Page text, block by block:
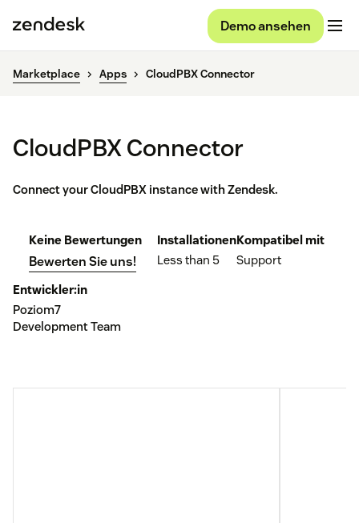
Demo ansehen
Marketplace Apps CloudPBX Connector
CloudPBX Connector
Connect your CloudPBX instance with Zendesk.
Keine Bewertungen
Bewerten Sie uns!
Installationen
Less than 5
Kompatibel mit
Support
Entwickler:in
Poziom7
Development Team